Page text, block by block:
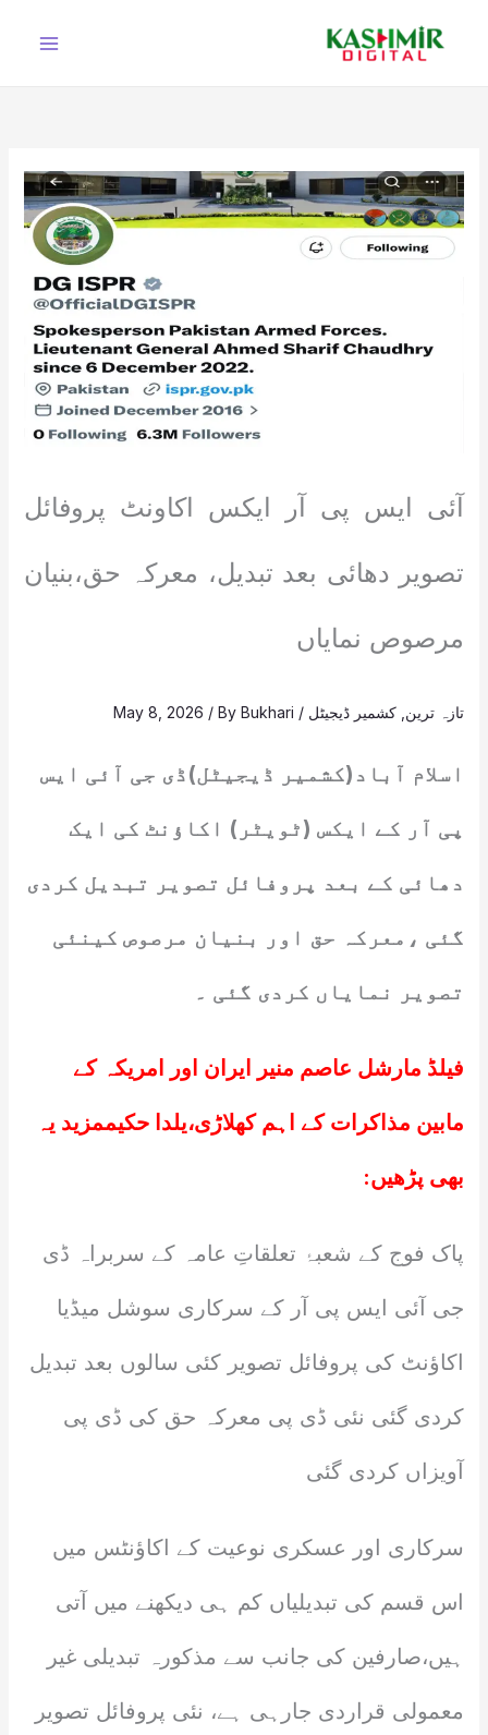
آئی ایس پی آر ایکس اکاونٹ پروفائل
تصویر دھائی بعد تبدیل، معرکہ حق،بنیان
مرصوص نمایاں
تازہ ترین کشمیر ڈیجیٹل /
May 8, 2026 / ByBukhari
اسلام آباد(کشمیر ڈیجیٹل)ڈی جی آئی ایس
پی آر کے ایکس (ٹویٹر) اکاؤنٹ کی ایک
دھائی کے بعد پروفائل تصویر تبدیل کردی
گئی ،معرکہ حق اور بنیان مرصوص کینئی
تصویر نمایاں کردی گئی ۔
فیلڈ مارشل عاصم منیر ایران اور امریکہ کے
مابین مذاکرات کے اہم کھلاڑی،یلدا حکیممزید یہ
بھی پڑھیں:
پاک فوج کے شعبۂ تعلقاتِ عامہ کے سربراہ ڈی
جی آئی ایس پی آر کے سرکاری سوشل میڈیا
اکاؤنٹ کی پروفائل تصویر کئی سالوں بعد تبدیل
کردی گئی نئی ڈی پی معرکہ حق کی ڈی پی
آویزاں کردی گئی
سرکاری اور عسکری نوعیت کے اکاؤنٹس میں
اس قسم کی تبدیلیاں کم ہی دیکھنے میں آتی
ہیں،صارفین کی جانب سے مذکورہ تبدیلی غیر
معمولی قراردی جارہی ہے، نئی پروفائل تصویر